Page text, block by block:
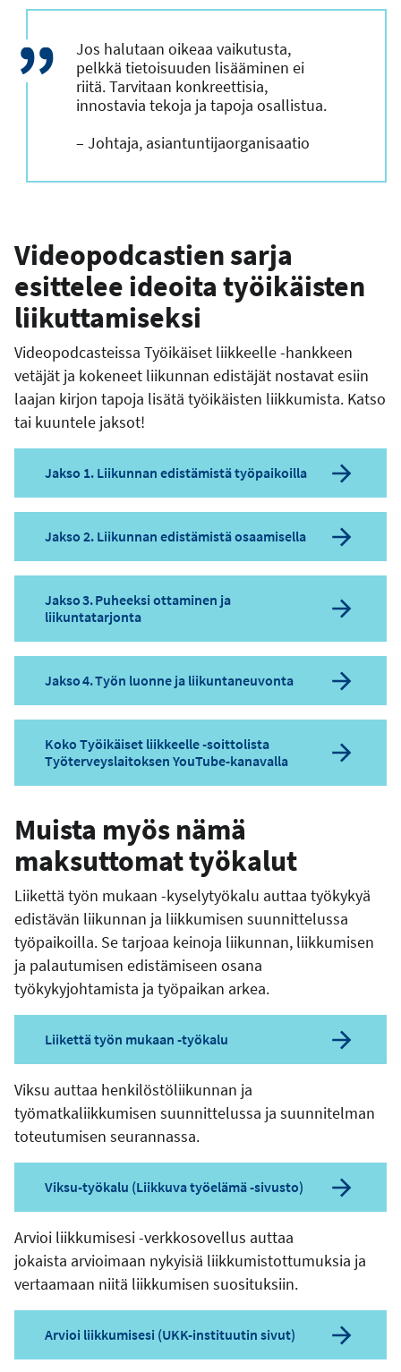
Jos halutaan oikeaa vaikutusta,
pelkkä tietoisuuden lisääminen ei
riitä. Tarvitaan konkreettisia,
innostavia tekoja ja tapoja osallistua.
– Johtaja, asiantuntijaorganisaatio
Videopodcastien sarja
esittelee ideoita työikäisten
liikuttamiseksi
Videopodcasteissa Työikäiset liikkeelle -hankkeen
vetäjät ja kokeneet liikunnan edistäjät nostavat esiin
laajan kirjon tapoja lisätä työikäisten liikkumista. Katso
tai kuuntele jaksot!
Jakso 1. Liikunnan edistämistä työpaikoilla
Jakso 2. Liikunnan edistämistä osaamisella
Jakso 3. Puheeksi ottaminen ja
liikuntatarjonta
Jakso 4. Työn luonne ja liikuntaneuvonta
Koko Työikäiset liikkeelle -soittolista
Työterveyslaitoksen YouTube-kanavalla
Muista myös nämä
maksuttomat työkalut
Liikettä työn mukaan -kyselytyökalu auttaa työkykyä
edistävän liikunnan ja liikkumisen suunnittelussa
työpaikoilla. Se tarjoaa keinoja liikunnan, liikkumisen
ja palautumisen edistämiseen osana
työkykyjohtamista ja työpaikan arkea.
Liikettä työn mukaan -työkalu
Viksu auttaa henkilöstöliikunnan ja
työmatkaliikkumisen suunnittelussa ja suunnitelman
toteutumisen seurannassa.
Viksu-työkalu (Liikkuva työelämä -sivusto)
Arvioi liikkumisesi -verkkosovellus auttaa
jokaista arvioimaan nykyisiä liikkumistottumuksia ja
vertaamaan niitä liikkumisen suosituksiin.
Arvioi liikkumisesi (UKK-instituutin sivut)